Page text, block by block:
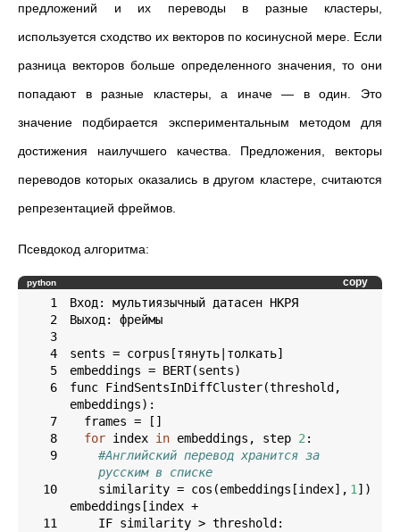
предложений и их переводы в разные кластеры,
используется сходство их векторов по косинусной мере. Если
разница векторов больше определенного значения, то они
попадают в разные кластеры, а иначе— в один. Это
значение подбирается экспериментальным методом для
достижения наилучшего качества. Предложения, векторы
переводов которых оказались в другом кластере, считаются
репрезентацией фреймов.
Псевдокод алгоритма:
python copy
1
Вход: мультиязычный датасен НКРЯ
2
Выход: фреймы
3
4
5
6
func FindSentsInDiffCluster(threshold,
7
8
for index in embeddings, step 2
9
#Английский перевод хранится за
русским в списке
10
embeddings[index +
1
11